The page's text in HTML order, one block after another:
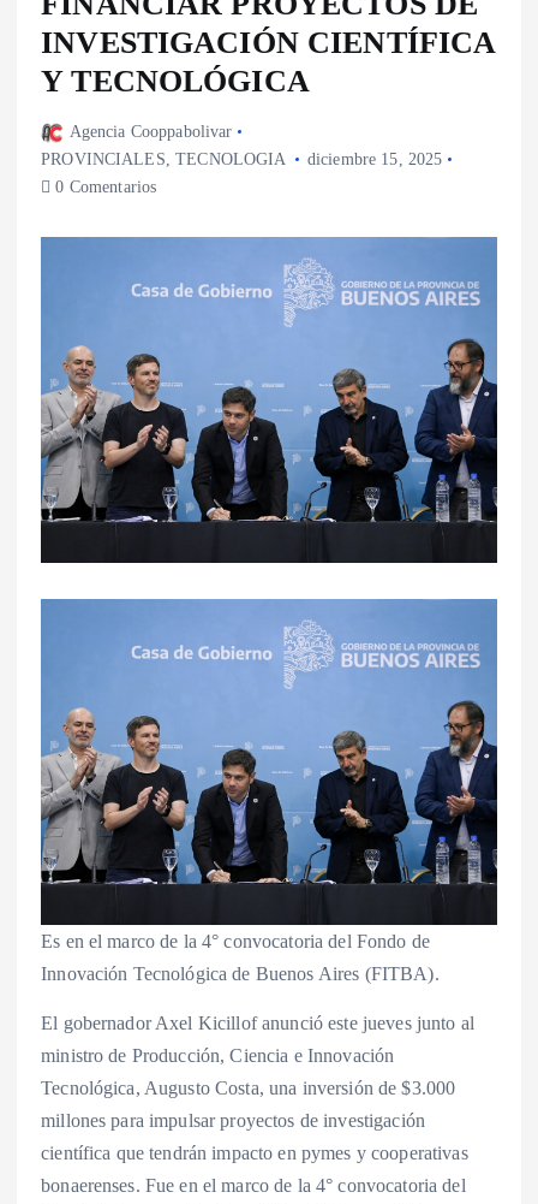
INVESTIGACIÓN CIENTÍFICA
Y TECNOLÓGICA
Agencia Cooppabolivar
PROVINCIALES ,TECNOLOGIA
diciembre 15, 2025
0 Comentarios
Es en el marco de la 4° convocatoria del Fondo de
Innovación Tecnológica de Buenos Aires (FITBA).
El gobernador Axel Kicillof anunció este jueves junto al
ministro de Producción, Ciencia e Innovación
Tecnológica, Augusto Costa, una inversión de $3.000
millones para impulsar proyectos de investigación
científica que tendrán impacto en pymes y cooperativas
bonaerenses. Fue en el marco de la 4° convocatoria del